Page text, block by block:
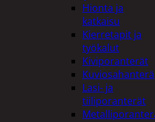
Hionta ja
katkaisu
Kierretapit ja
työkalut
Kiviporanterät
Kuviosahanterä
Lasi- ja
tiiliporanterät